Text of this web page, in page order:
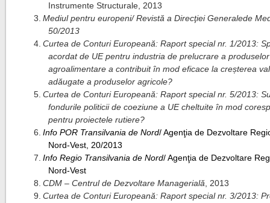
Instrumente Structurale, 2013
3. Mediul pentru europeni/ Revistă a Direcţiei Generalede
50/2013
4. Curtea de Conturi Europeană: Raport special nr. 1/2013:
acordat de UE pentru industria de prelucrare a produselor
agroalimentare a contribuit în mod eficace la creșterea
adăugate a produselor agricole?
5. Curtea de Conturi Europeană: Raport special nr. 5/2013:
fondurile politicii de coeziune a UE cheltuite în mod
pentru proiectele rutiere?
6. Info POR Transilvania de Nord/ Agenţia de Dezvoltare
Nord-Vest, 20/2013
7. Info Regio Transilvania de Nord/ Agenţia de Dezvoltare
Nord-Vest
8. CDM – Centrul de Dezvoltare Managerială , 2013
9. Curtea de Conturi Europeană: Raport special nr. 3/2013: